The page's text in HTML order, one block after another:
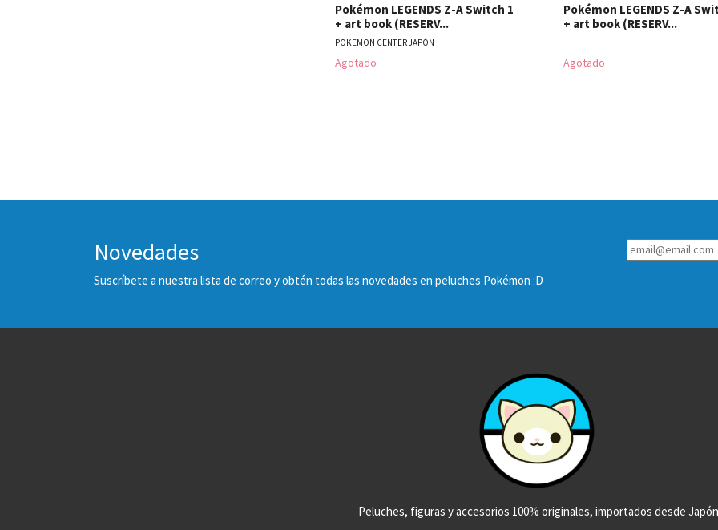
Pokémon LEGENDS Z-A Switch 1
+ art book (RESERV...
POKEMON CENTER JAPÓN
Agotado
Pokémon LEGENDS Z-A
+ art book (RESERV...
Agotado
Novedades
Suscríbete a nuestra lista de correo y obtén todas las novedades en peluches Pokémon :D
Peluches, figuras y accesorios 100% originales, importados desde Japón